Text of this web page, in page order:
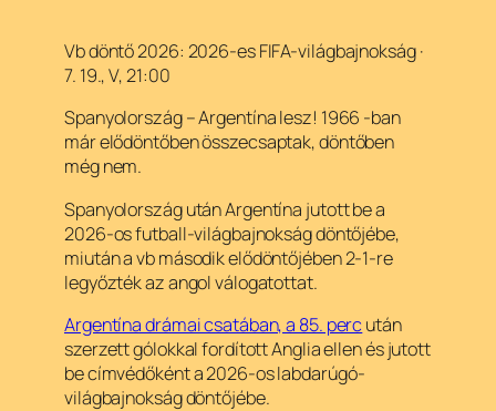
Vb döntő 2026: 2026-es FIFA-világbajnokság ·
7. 19., V, 21:00
Spanyolország – Argentína lesz! 1966 -ban
már elődöntőben összecsaptak, döntőben
még nem.
Spanyolország után Argentína jutott be a
2026-os futball-világbajnokság döntőjébe,
miután a vb második elődöntőjében 2-1-re
legyőzték az angol válogatottat.
Argentína drámai csatában, a 85. perc után
szerzett gólokkal fordított Anglia ellen és jutott
be címvédőként a 2026-os labdarúgó-
világbajnokság döntőjébe.